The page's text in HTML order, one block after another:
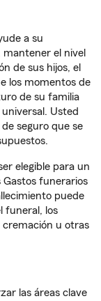
a su
mantener el nivel
de sus hijos, el
los momentos de
de su familia
Usted
seguro que se
elegible para un
Gastos funerarios
puede
funeral, los
cremación u otras
las áreas clave